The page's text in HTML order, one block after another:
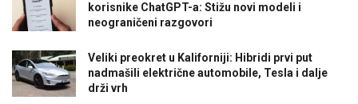
korisnike ChatGPT-a: Stižu novi modeli i
neograničeni razgovori
Veliki preokret u Kaliforniji: Hibridi prvi put
nadmašili električne automobile, Tesla i dalje
drži vrh